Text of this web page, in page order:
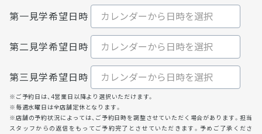
第一見学希望日時
第二見学希望日時
第三見学希望日時
※ご予約日は、4営業日以降より選択いただけます。
※毎週水曜日は全店舗定休となります。
※店舗の予約状況によっては、ご予約日時を調整させていただく場合があります。担当
スタッフからの返信をもってご予約完了とさせていただきます。予めご了承くださ